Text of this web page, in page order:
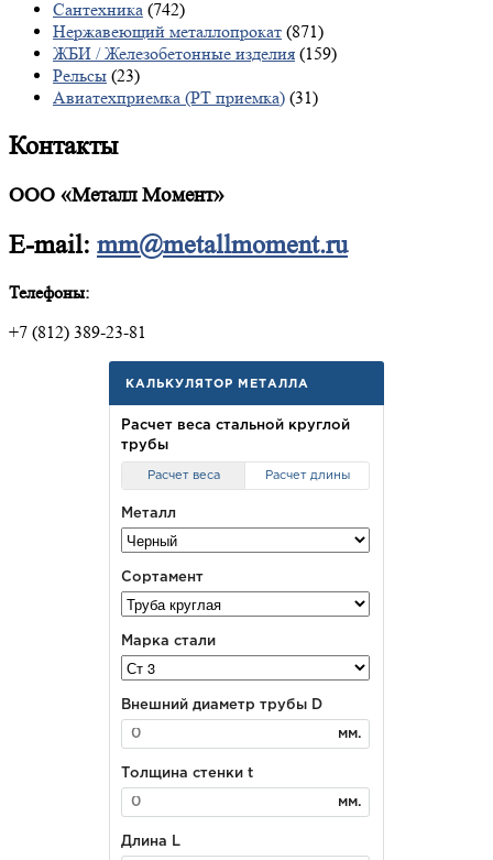
Сантехника (742)
Нержавеющий металлопрокат (871)
ЖБИ / Железобетонные изделия (159)
Рельсы (23)
Авиатехприемка (РТ приемка) (31)
Контакты
ООО «Металл Момент»
E-mail: mm@metallmoment.ru
Телефоны:
+7 (812) 389-23-81